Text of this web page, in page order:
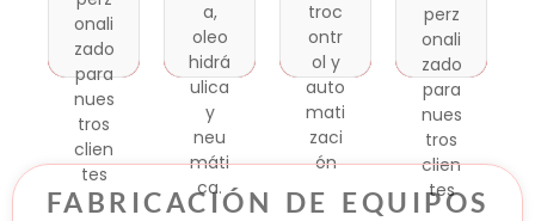
onali
zado
para
nues
tros
clien
tes
onali
zado
para
nues
tros
clien
tes
a,
oleo
hidrá
ulica
y
neu
máti
ca.
oleo
hidrá
ulica
y
neu
máti
ca.
troc
ontr
ol y
auto
mati
zaci
ón
ntrol
y
auto
mati
zació
n
perz
onali
zado
para
nues
tros
clien
tes
zado
para
nues
tros
clien
tes
FABRICACIÓN DE EQUIPOS